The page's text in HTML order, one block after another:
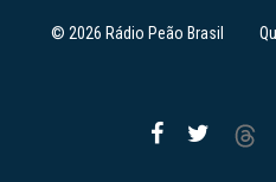
© 2026 Rádio Peão Brasil